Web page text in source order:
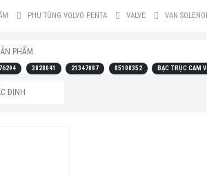
PHỤ TÙNG VOLVO PENTA VALVE VAN
PHẨM
3828041 21347087 85108352 BẠC TRỤC CAM